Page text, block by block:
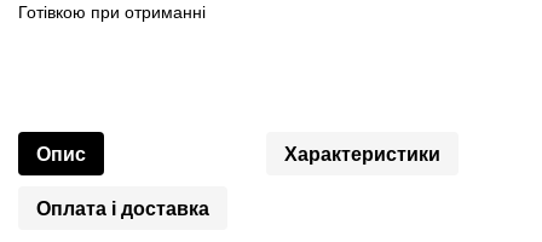
Готівкою при отриманні
Опис Характеристики
Оплата і доставка